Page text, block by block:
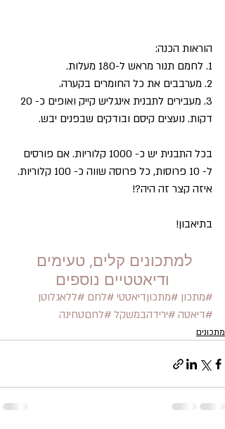
הוראות הכנה:
1. לחמם תנור מראש ל-180 מעלות.
2. מערבבים את כל החומרים בקערה.
דקות. נועצים קיסם ובודקים שבפנים יבש.
בכל התבנית יש כ- 1000 קלוריות. אם פורסים
ל- 10 פרוסות, כל פרוסה שווה כ- 100 קלוריות.
איזה קצר זה היה?!
בתיאבון!
למתכונים קלים, טעימים
ודיאטטיים נוספים
#מתכון #מתכוןדיאטטי #לחם #ללאגלוטן
#דיאטה #ירידהבמשקל #לחםטחינה
מתכונים